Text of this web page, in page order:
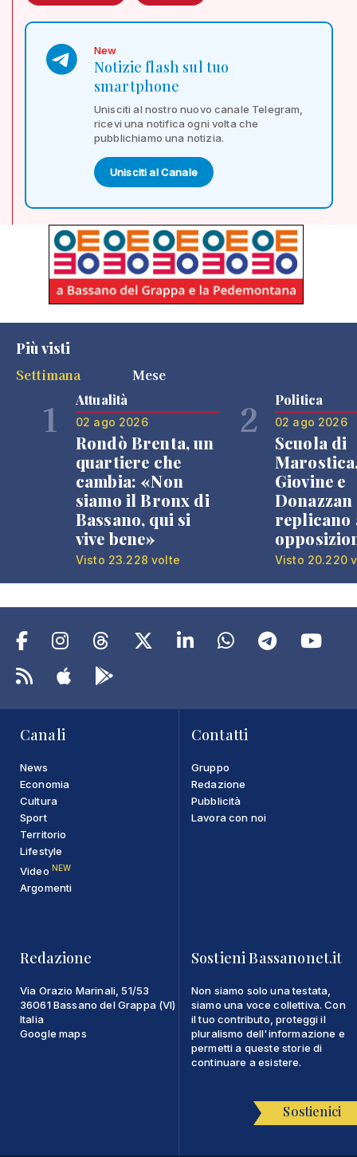
New
Notizie flash sul tuo
smartphone
Unisciti al nostro nuovo canale Telegram,
ricevi una notifica ogni volta che
pubblichiamo una notizia.
Unisciti al Canale
Più visti
Settimana
Mese
1 Attualità
02 ago 2026
Rondò Brenta, un
quartiere che
cambia: «Non
siamo il Bronx di
Bassano, qui si
vive bene»
Visto 23.228 volte
2 Politica
02 ago 2026
Scuola di
Giovine e
Donazzan
replicano
Visto 20.220
Canali
News
Economia
Cultura
Sport
Territorio
Lifestyle
Video NEW
Argomenti
Contatti
Gruppo
Redazione
Pubblicità
Lavora con noi
Redazione
Via Orazio Marinali, 51/53
36061 Bassano del Grappa (VI)
Italia
Google maps
Sostieni Bassanonet.it
Non siamo solo una testata,
siamo una voce collettiva. Con
il tuo contributo, proteggi il
pluralismo dell'informazione e
permetti a queste storie di
continuare a esistere.
Sostienici